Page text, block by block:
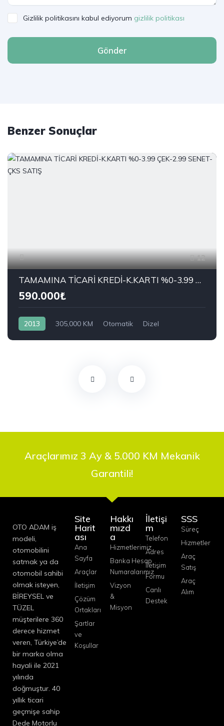
Gizlilik politikasını kabul ediyorum gizlilik politikası
Gönder
Benzer Sonuçlar
12
TAMAMINA TİCARİ KREDİ-K.KARTI %0-3.99 ÇEK-2.99 SENET-ÇKS SATIŞ
590.000₺
2013 305,000 KM Otomatik
Dizel
Araçlarımız 3 Ay & 5.000 KM Mekanik
Garantili!
OTO ADAM iş
modeli,
otomobilini
satmak ya da
otomobil sahibi
olmak isteyen,
BİREYSEL ve
TÜZEL
müşterilere 360
derece hizmet
veren, Türkiye’de
bir marka olma
hayali ile 2021
yılında
doğmuştur. 40
yıllık ticari
geçmişe sahip
Dede Motorlu
Site
Harit
ası
Ana
Sayfa
Araçlar
İletişim
Çözüm
Ortakları
Şartlar
ve
Koşullar
Hakkı
mızd
a
Hizmetlerimiz
Banka Hesap
Numaralarımız
Vizyon
&
Misyon
İletişi
m
Telefon
Adres
İletişim
Formu
Canlı
Destek
SSS
Süreç
Hizmetler
Araç
Satış
Araç
Alım